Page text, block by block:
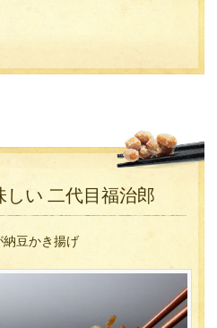
い 二代目福治郎
豆かき揚げ